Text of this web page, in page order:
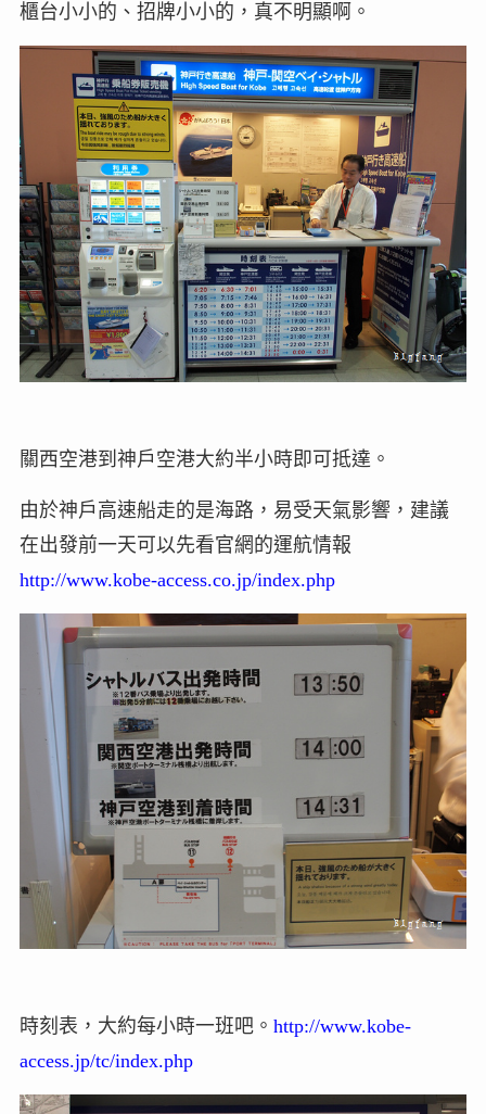
櫃台小小的、招牌小小的，真不明顯啊。
關西空港到神戶空港大約半小時即可抵達。
由於神戶高速船走的是海路，易受天氣影響，建議
在出發前一天可以先看官網的運航情報
http://www.kobe-access.co.jp/index.php
時刻表，大約每小時一班吧。 http://www.kobe-
access.jp/tc/index.php